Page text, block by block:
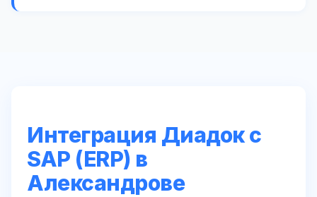
Интеграция Диадок с
SAP (ERP) в
Александрове